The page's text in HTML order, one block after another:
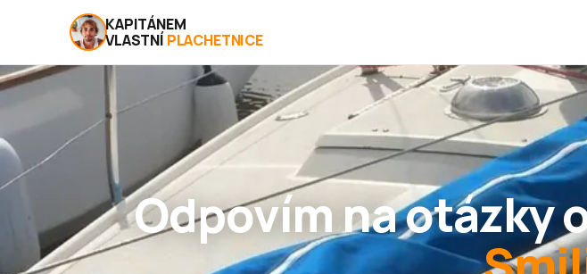
KAPITÁNEM
VLASTNÍ PLACHETNICE
Odpovím na otázky